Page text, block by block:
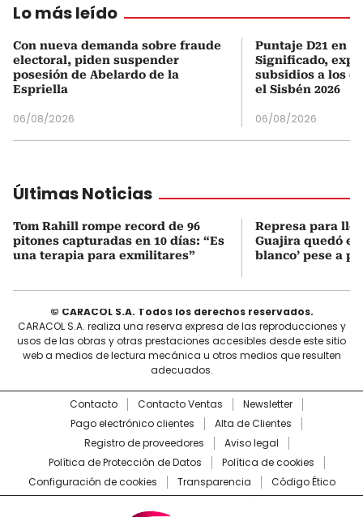
Lo más leído
Con nueva demanda sobre fraude
electoral, piden suspender
posesión de Abelardo de la
Espriella
06/08/2026
Puntaje D21 en
Significado,
subsidios a los
el Sisbén 2026
06/08/2026
Últimas Noticias
Tom Rahill rompe record de 96
pitones capturadas en 10 días: “Es
una terapia para exmilitares”
Represa para
Guajira quedó en
blanco’ pese a
© CARACOL S.A. Todos los derechos reservados.
CARACOL S.A. realiza una reserva expresa de las reproducciones y
usos de las obras y otras prestaciones accesibles desde este sitio
web a medios de lectura mecánica u otros medios que resulten
adecuados.
Contacto Contacto Ventas
Newsletter
Pago electrónico clientes
Alta de Clientes
Registro de proveedores
Aviso legal
Política de Protección de Datos
Política de cookies
Configuración de cookies
Transparencia Código Ético